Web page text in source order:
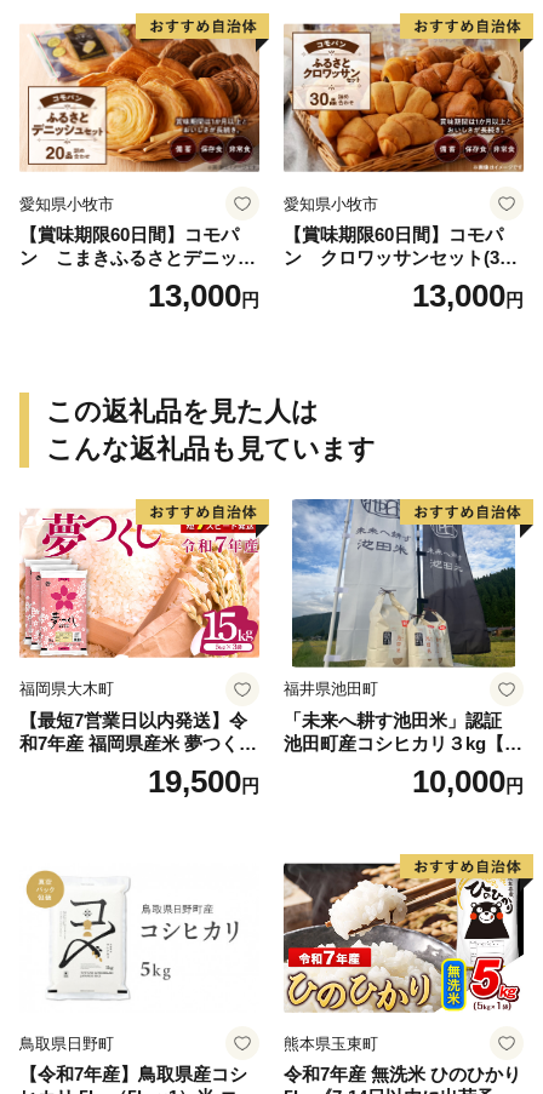
愛知県小牧市
【賞味期限60日間】コモパ
ン こまきふるさとデニッシ
ュセット（20個入り）／災害
用備蓄 保存食 非常食 防災グ
13,000円
愛知県小牧市
【賞味期限60日間】コモパ
ン クロワッサンセット(30
個入り)／災害用備蓄 保存食
非常食 防災グッズにも
13,000円
この返礼品を見た人は
こんな返礼品も見ています
福岡県大木町
【最短7営業日以内発送】令
和7年産 福岡県産米 夢つくし
15kg 精米 ※北海道・沖縄・
19,500円
福井県池田町
「未来へ耕す池田米」認証
池田町産コシヒカリ３kg【お
1人様につき３セットまで】
10,000円
鳥取県日野町
【令和7年産】鳥取県産コシ
熊本県玉東町
令和7年産 無洗米 ひのひかり